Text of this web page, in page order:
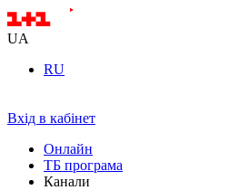
UA
RU
Вхід в кабінет
Онлайн
ТБ програма
Канали